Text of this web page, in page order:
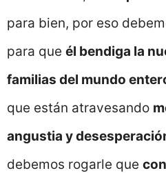
para bien, por eso
para que él bendiga la
familias del mundo
que están atravesando
angustia y
debemos rogarle que